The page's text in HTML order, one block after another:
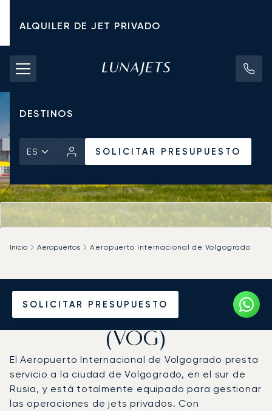
ALQUILER DE JET PRIVADO
TARIFAS DE CHÁRTER
JETS PRIVADOS
DESTINOS
ES SOLICITAR PRESUPUESTO
SOLICITAR PRESUPUESTO
Inicio Aeropuertos Aeropuerto Internacional de Volgogrado
Vuele en Jet Privado al
Aeropuerto de Volgogrado
(VOG)
El Aeropuerto Internacional de Volgogrado presta
servicio a la ciudad de Volgogrado, en el sur de
Rusia, y está totalmente equipado para gestionar
las operaciones de jets privados. Con